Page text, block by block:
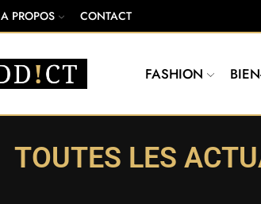
A PROPOS CONTACT
FASHION
TOUTES LES